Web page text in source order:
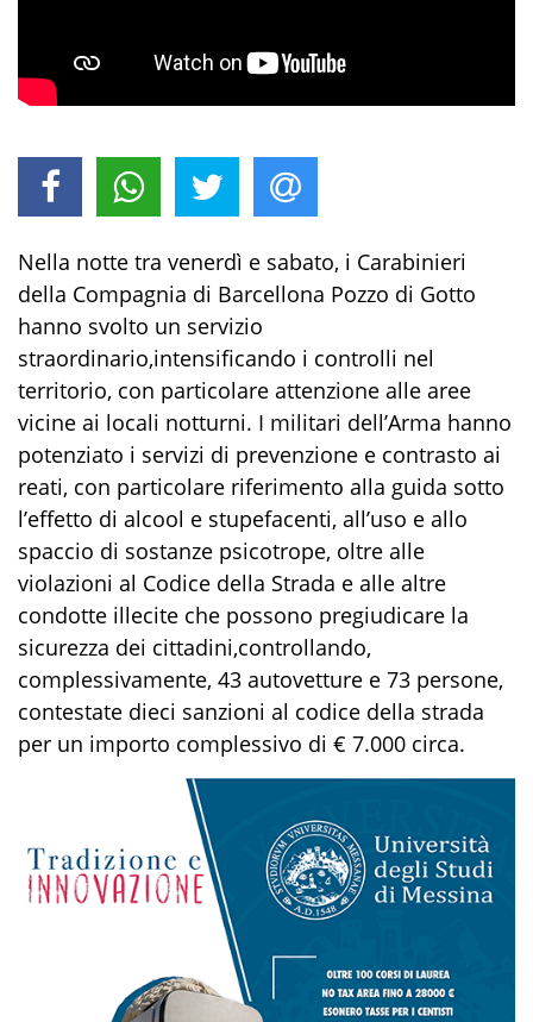
Nella notte tra venerdì e sabato, i Carabinieri
della Compagnia di Barcellona Pozzo di Gotto
hanno svolto un servizio
straordinario,intensificando i controlli nel
territorio, con particolare attenzione alle aree
vicine ai locali notturni. I militari dell’Arma hanno
potenziato i servizi di prevenzione e contrasto ai
reati, con particolare riferimento alla guida sotto
l’effetto di alcool e stupefacenti, all’uso e allo
spaccio di sostanze psicotrope, oltre alle
violazioni al Codice della Strada e alle altre
condotte illecite che possono pregiudicare la
sicurezza dei cittadini,controllando,
complessivamente, 43 autovetture e 73 persone,
contestate dieci sanzioni al codice della strada
per un importo complessivo di € 7.000 circa.